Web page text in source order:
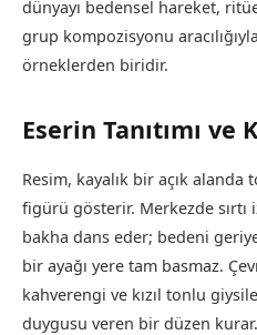
dünyayı bedensel hareket,
grup kompozisyonu
örneklerden biridir.
Eserin Tanıtımı ve
Resim, kayalık bir açık alanda
figürü gösterir. Merkezde sırtı
bakha dans eder; bedeni
bir ayağı yere tam basmaz.
kahverengi ve kızıl tonlu
duygusu veren bir düzen